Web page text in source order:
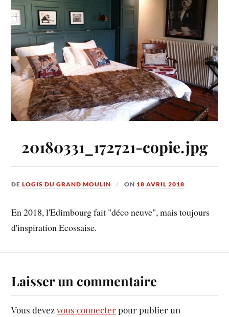
20180331_172721-copie.jpg
DELOGIS DU GRAND MOULIN ON 18 AVRIL 2018
En 2018, l'Edimbourg fait "déco neuve", mais toujours
d'inspiration Ecossaise.
Laisser un commentaire
Vous devezvous connecterpour publier un